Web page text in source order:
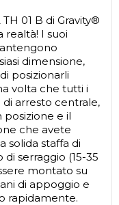
01 B di Gravity®
realtà! I suoi
dimensione,
posizionarli
volta che tutti i
arresto centrale,
e il
che avete
solida staffa di
serraggio (15-35
montato su
di appoggio e
rapidamente.